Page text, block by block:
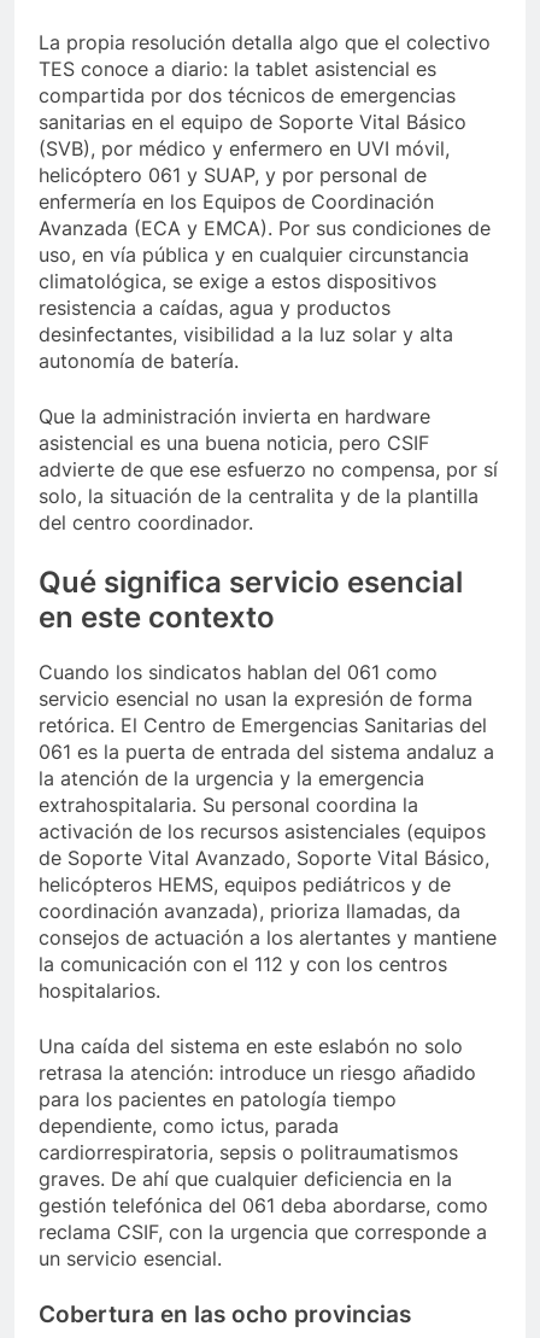
La propia resolución detalla algo que el colectivo
TES conoce a diario: la tablet asistencial es
compartida por dos técnicos de emergencias
sanitarias en el equipo de Soporte Vital Básico
(SVB), por médico y enfermero en UVI móvil,
helicóptero 061 y SUAP, y por personal de
enfermería en los Equipos de Coordinación
Avanzada (ECA y EMCA). Por sus condiciones de
uso, en vía pública y en cualquier circunstancia
climatológica, se exige a estos dispositivos
resistencia a caídas, agua y productos
desinfectantes, visibilidad a la luz solar y alta
autonomía de batería.
Que la administración invierta en hardware
asistencial es una buena noticia, pero CSIF
advierte de que ese esfuerzo no compensa, por sí
solo, la situación de la centralita y de la plantilla
del centro coordinador.
Qué significa servicio esencial
en este contexto
Cuando los sindicatos hablan del 061 como
servicio esencial no usan la expresión de forma
retórica. El Centro de Emergencias Sanitarias del
061 es la puerta de entrada del sistema andaluz a
la atención de la urgencia y la emergencia
extrahospitalaria. Su personal coordina la
activación de los recursos asistenciales (equipos
de Soporte Vital Avanzado, Soporte Vital Básico,
helicópteros HEMS, equipos pediátricos y de
coordinación avanzada), prioriza llamadas, da
consejos de actuación a los alertantes y mantiene
la comunicación con el 112 y con los centros
hospitalarios.
Una caída del sistema en este eslabón no solo
retrasa la atención: introduce un riesgo añadido
para los pacientes en patología tiempo
dependiente, como ictus, parada
cardiorrespiratoria, sepsis o politraumatismos
graves. De ahí que cualquier deficiencia en la
gestión telefónica del 061 deba abordarse, como
reclama CSIF, con la urgencia que corresponde a
un servicio esencial.
Cobertura en las ocho provincias